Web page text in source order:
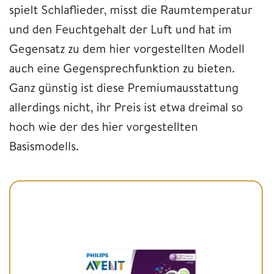
spielt Schlaflieder, misst die Raumtemperatur
und den Feuchtgehalt der Luft und hat im
Gegensatz zu dem hier vorgestellten Modell
auch eine Gegensprechfunktion zu bieten.
Ganz günstig ist diese Premiumausstattung
allerdings nicht, ihr Preis ist etwa dreimal so
hoch wie der des hier vorgestellten
Basismodells.